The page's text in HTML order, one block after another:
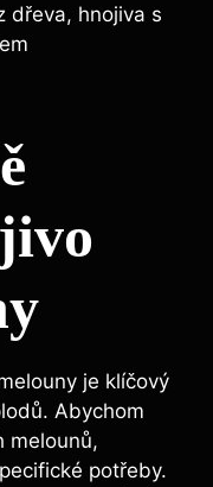
dřeva, hnojiva s
je klíčový
Abychom
melounů,
potřeby.